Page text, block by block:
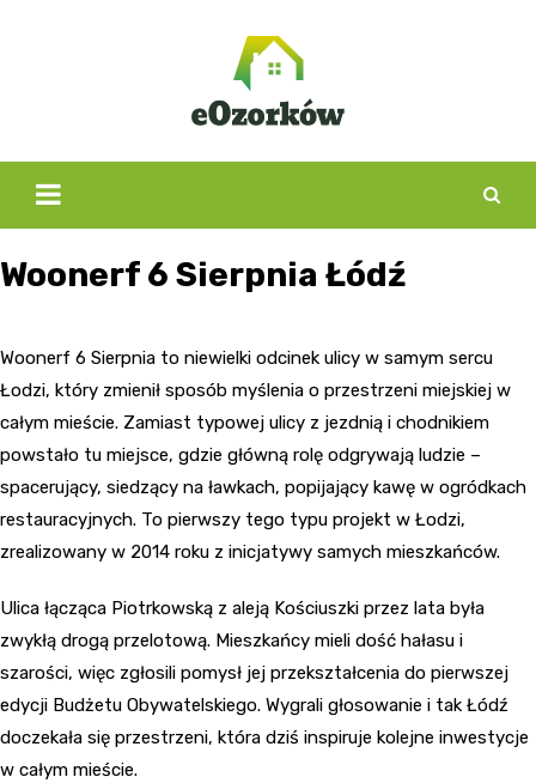
Woonerf 6 Sierpnia Łódź
Woonerf 6 Sierpnia to niewielki odcinek ulicy w samym sercu
Łodzi, który zmienił sposób myślenia o przestrzeni miejskiej w
całym mieście. Zamiast typowej ulicy z jezdnią i chodnikiem
powstało tu miejsce, gdzie główną rolę odgrywają ludzie –
spacerujący, siedzący na ławkach, popijający kawę w ogródkach
restauracyjnych. To pierwszy tego typu projekt w Łodzi,
zrealizowany w 2014 roku z inicjatywy samych mieszkańców.
Ulica łącząca Piotrkowską z aleją Kościuszki przez lata była
zwykłą drogą przelotową. Mieszkańcy mieli dość hałasu i
szarości, więc zgłosili pomysł jej przekształcenia do pierwszej
edycji Budżetu Obywatelskiego. Wygrali głosowanie i tak Łódź
doczekała się przestrzeni, która dziś inspiruje kolejne inwestycje
w całym mieście.